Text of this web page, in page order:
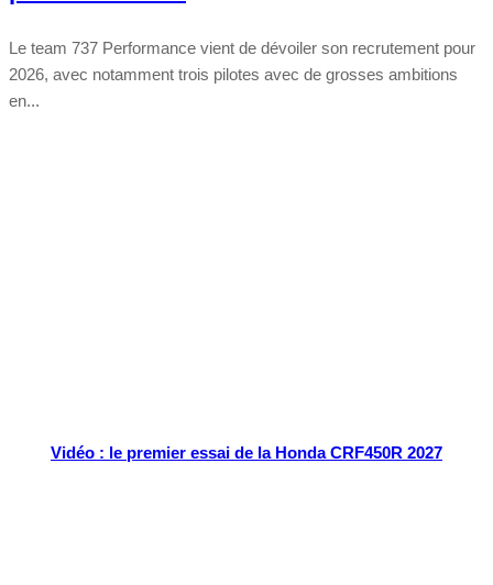
Le team 737 Performance vient de dévoiler son recrutement pour
2026, avec notamment trois pilotes avec de grosses ambitions
en...
Vidéo : le premier essai de la Honda CRF450R 2027